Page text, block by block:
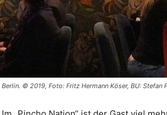
© 2019, Foto: Fritz Hermann Köser, BU: Stefan